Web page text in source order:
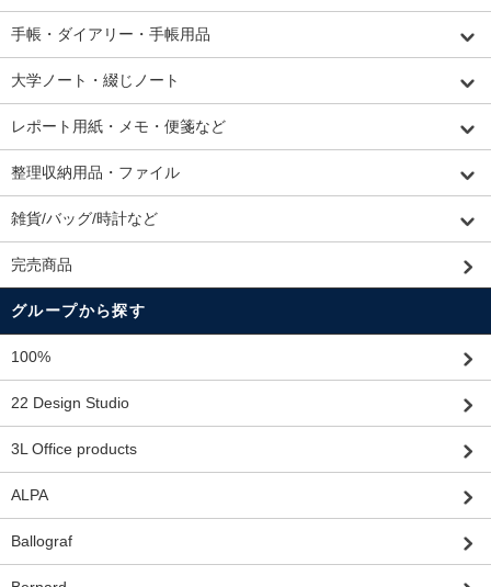
手帳・ダイアリー・手帳用品
大学ノート・綴じノート
レポート用紙・メモ・便箋など
整理収納用品・ファイル
雑貨/バッグ/時計など
完売商品
グループから探す
100%
22 Design Studio
3L Office products
ALPA
Ballograf